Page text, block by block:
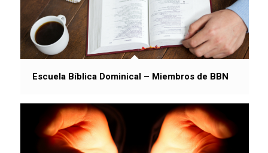
Escuela Bíblica Dominical – Miembros de BBN